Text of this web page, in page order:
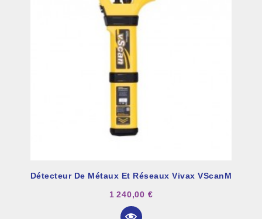
Détecteur De Métaux Et Réseaux Vivax VScanM
1 240,00 €